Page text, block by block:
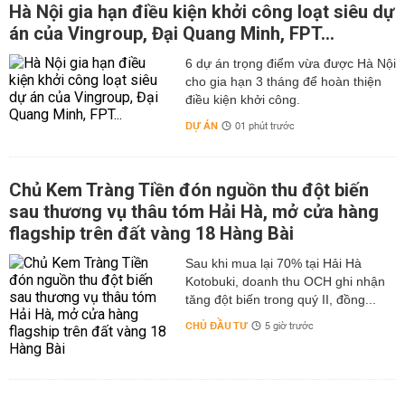
Hà Nội gia hạn điều kiện khởi công loạt siêu dự
án của Vingroup, Đại Quang Minh, FPT...
6 dự án trọng điểm vừa được Hà Nội
cho gia hạn 3 tháng để hoàn thiện
điều kiện khởi công.
DỰ ÁN 01 phút trước
Chủ Kem Tràng Tiền đón nguồn thu đột biến
sau thương vụ thâu tóm Hải Hà, mở cửa hàng
flagship trên đất vàng 18 Hàng Bài
Sau khi mua lại 70% tại Hải Hà
Kotobuki, doanh thu OCH ghi nhận
tăng đột biến trong quý II, đồng...
CHỦ ĐẦU TƯ 5 giờ trước